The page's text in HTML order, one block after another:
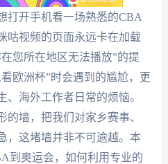
打开手机看一场熟悉的CBA
咕视频的页面永远卡在加载
您所在地区无法播放”的提
欧洲杯”时会遇到的尴尬，更
海外工作者日常的烦恼。
墙，把我们对家乡赛事、
，这堵墙并非不可逾越。本
到奥运会，如何利用专业的